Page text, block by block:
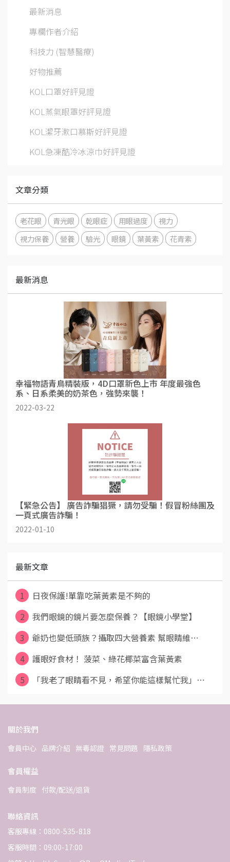
最新消息
專欄作者介紹
科技力 (智慧醫療)
好物推薦
KOL口罩好評見證
KOL蒸氣眼罩好評見證
KOL潔牙漱口慕斯好評見證
KOL急凍酷冷冰涼巾好評見證
文章分類
老花眼 青光眼 乾眼症 用眼過度
視力
視力保養
營養 驗光 眼鏡 葉黃素 花青素
最新消息
幸福物語青鳥精裝版，4D口罩新色上市 年度最強色
系、日系柔美的奶茶色，強勢來襲！
2022-03-22
【緊急公告】 廣告詐騙猖獗，請勿受騙！假冒粉絲團及
一頁式廣告詐騙！
2022-01-10
最新文章
1
日夜保護!單靠吃葉黃素是不夠的
2
我們眼鏡的鏡片要怎麼保養？【眼鏡小學堂】
3
爺奶也變低頭族？攝取四大營養素 幫眼睛維⋯
4
護眼好食材！ 菠菜、綠花椰菜富含葉黃素
5
「我老了眼睛看不見，希望你能這樣幫忙我」⋯
關於我們
會員中心 品牌介紹 無毒認證 常見問題 隱私政策
會員權益
會員制度 付款/配送/退貨
聯絡資訊
客服專線：0800-535-818
客服時間：09:00-17:00